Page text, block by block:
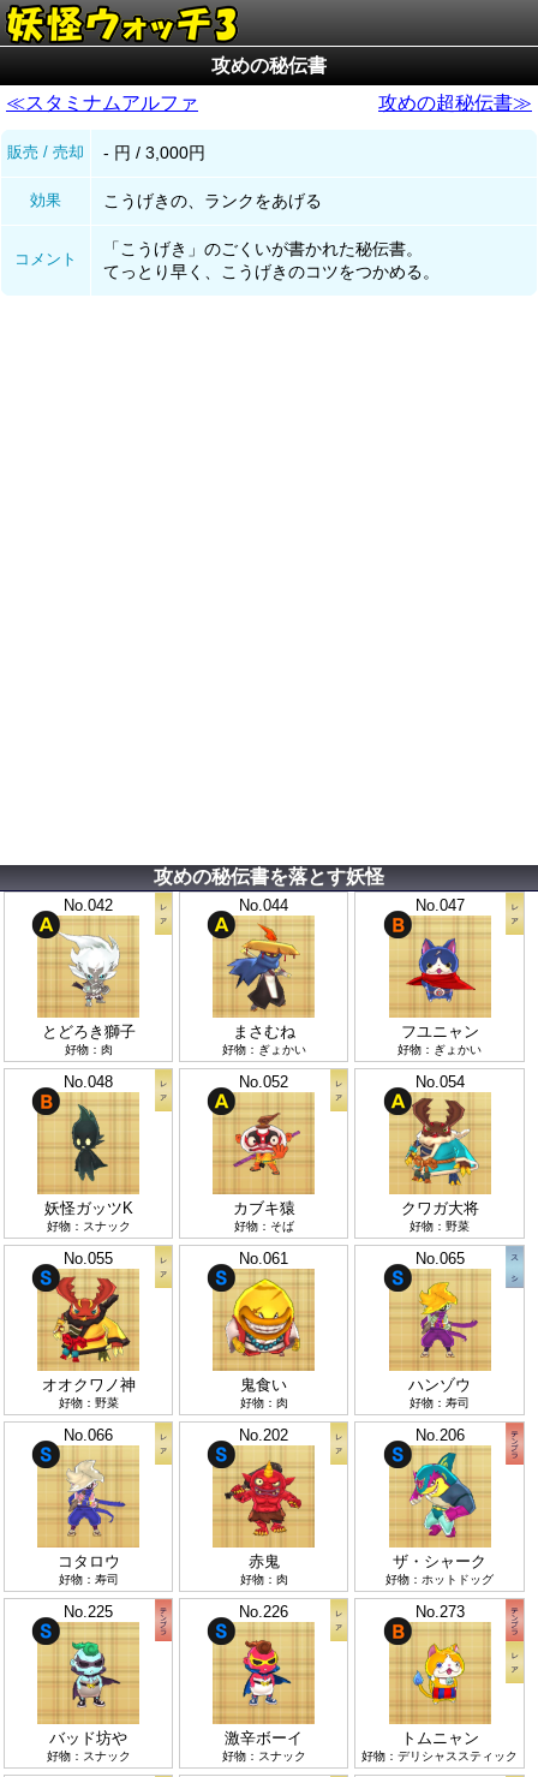
攻めの秘伝書
≪スタミナムアルファ
攻めの超秘伝書≫
販売 / 売却 - 円 / 3,000円
効果 こうげきの、ランクをあげる
コメント
「こうげき」のごくいが書かれた秘伝書。
てっとり早く、こうげきのコツをつかめる。
攻めの秘伝書を落とす妖怪
No.042
とどろき獅子
好物：肉
No.044
まさむね
好物：ぎょかい
No.047
フユニャン
好物：ぎょかい
No.048
妖怪ガッツK
好物：スナック
No.052
カブキ猿
好物：そば
No.054
クワガ大将
好物：野菜
No.055
オオクワノ神
好物：野菜
No.061
鬼食い
好物：肉
No.065
ハンゾウ
好物：寿司
No.066
コタロウ
好物：寿司
No.202
赤鬼
好物：肉
No.206
ザ・シャーク
好物：ホットドッグ
No.225
バッド坊や
好物：スナック
No.226
激辛ボーイ
好物：スナック
No.273
トムニャン
好物：デリシャススティック